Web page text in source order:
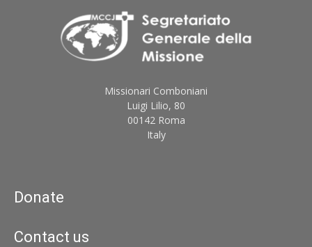
Missionari Comboniani
Luigi Lilio, 80
00142 Roma
Italy
Donate
Contact us